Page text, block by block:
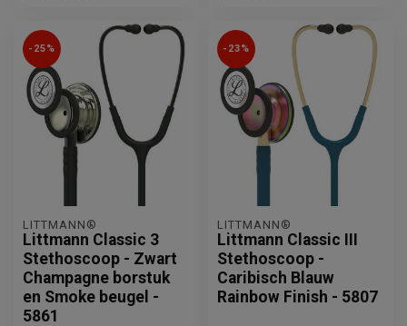
-25%
LITTMANN®
Littmann Classic 3
Stethoscoop - Zwart
Champagne borstuk
en Smoke beugel -
5861
-23%
LITTMANN®
Littmann Classic III
Stethoscoop -
Caribisch Blauw
Rainbow Finish - 5807